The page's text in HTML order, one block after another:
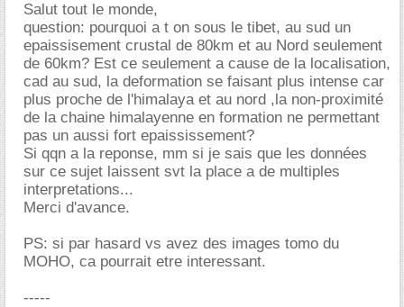
Salut tout le monde,
question: pourquoi a t on sous le tibet, au sud un
epaissisement crustal de 80km et au Nord seulement
de 60km? Est ce seulement a cause de la localisation,
cad au sud, la deformation se faisant plus intense car
plus proche de l'himalaya et au nord ,la non-proximité
de la chaine himalayenne en formation ne permettant
pas un aussi fort epaississement?
Si qqn a la reponse, mm si je sais que les données
sur ce sujet laissent svt la place a de multiples
interpretations...
Merci d'avance.
PS: si par hasard vs avez des images tomo du
MOHO, ca pourrait etre interessant.
-----